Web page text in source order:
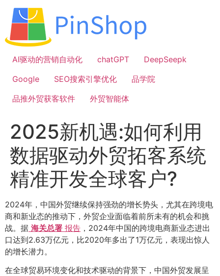
容
AI驱动的营销自动化
chatGPT
DeepSeepk
Google
SEO搜索引擎优化
品学院
品推外贸获客软件
外贸智能体
2025新机遇:如何利用
数据驱动外贸拓客系统
精准开发全球客户?
2024年，中国外贸继续保持强劲的增长势头，尤其在跨境电
商和新业态的推动下，外贸企业面临着前所未有的机会和挑
战。据 海关总署 报告 ，2024年中国的跨境电商新业态进出
口达到2.63万亿元，比2020年多出了1万亿元，表现出惊人
的增长潜力。
在全球贸易环境变化和技术驱动的背景下，中国外贸发展呈